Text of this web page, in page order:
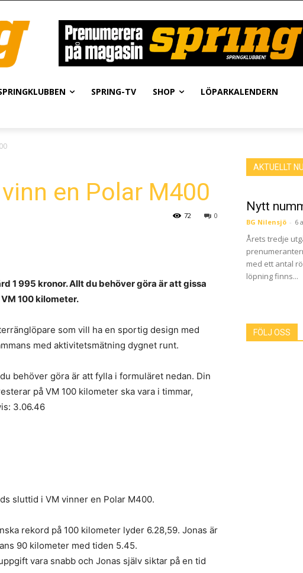
SPRING-TV SHOP LÖPARKALENDERN
en Polar M400
0
72
1 995 kronor. Allt du behöver göra är att gissa
100 kilometer.
som vill ha en sportig design med
med aktivitetsmätning dygnet runt.
behöver göra är att fylla i formuläret nedan. Din
på VM 100 kilometer ska vara i timmar,
3.06.46
sluttid i VM vinner en Polar M400.
rekord på 100 kilometer lyder 6.28,59. Jonas är
90 kilometer med tiden 5.45.
vara snabb och Jonas själv siktar på en tid
AKTUELLT
Nytt
BG Nilensjö - 6
Årets tredje
med ett antal
löpning finns...
FÖLJ OSS